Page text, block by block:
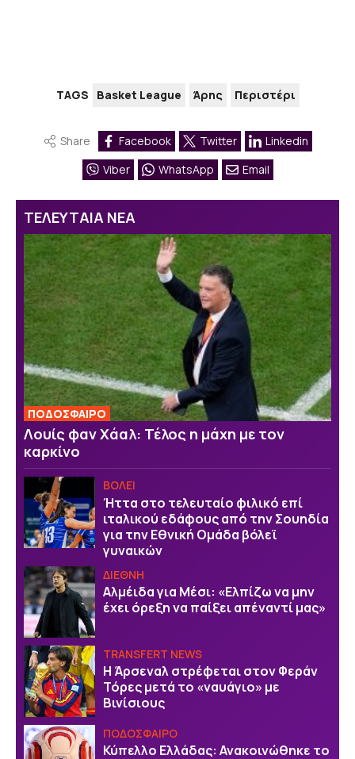
TAGS Basket League Άρης Περιστέρι
Share Facebook Twitter
Linkedin
Viber
WhatsApp Email
ΤΕΛΕΥΤΑΙΑ ΝΕΑ
ΠΟΔΟΣΦΑΙΡΟ
Λουίς φαν Χάαλ: Τέλος η μάχη με τον
καρκίνο
ΒOΛΕΙ
Ήττα στο τελευταίο φιλικό επί
ιταλικού εδάφους από την Σουηδία
για την Εθνική Ομάδα βόλεϊ
γυναικών
ΔΙΕΘΝΗ
Αλμέιδα για Μέσι: «Ελπίζω να μην
έχει όρεξη να παίξει απέναντί μας»
TRANSFERT NEWS
Η Άρσεναλ στρέφεται στον Φεράν
Τόρες μετά το «ναυάγιο» με
Βινίσιους
ΠΟΔΟΣΦΑΙΡΟ
Κύπελλο Ελλάδας: Ανακοινώθηκε το